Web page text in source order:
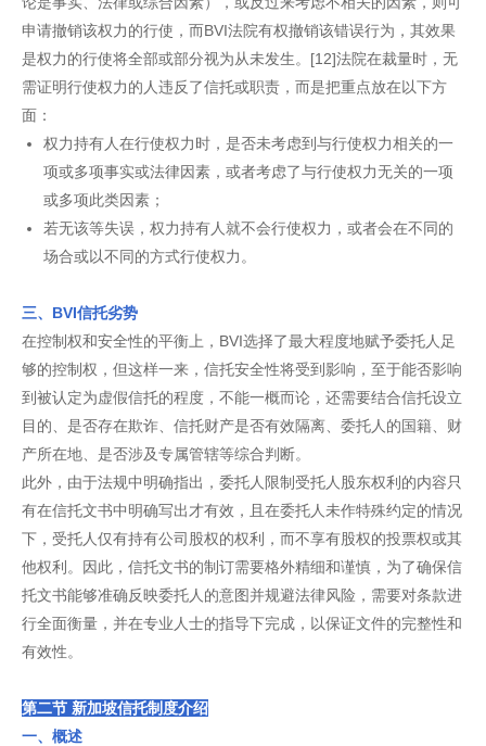
申请撤销该权力的行使，而BVI法院有权撤销该错误行为，其效果
是权力的行使将全部或部分视为从未发生。[12]法院在裁量时，无
需证明行使权力的人违反了信托或职责，而是把重点放在以下方
面：
权力持有人在行使权力时，是否未考虑到与行使权力相关的一
项或多项事实或法律因素，或者考虑了与行使权力无关的一项
或多项此类因素；
若无该等失误，权力持有人就不会行使权力，或者会在不同的
场合或以不同的方式行使权力。
三、BVI信托劣势
在控制权和安全性的平衡上，BVI选择了最大程度地赋予委托人足
够的控制权，但这样一来，信托安全性将受到影响，至于能否影响
到被认定为虚假信托的程度，不能一概而论，还需要结合信托设立
目的、是否存在欺诈、信托财产是否有效隔离、委托人的国籍、财
产所在地、是否涉及专属管辖等综合判断。
此外，由于法规中明确指出，委托人限制受托人股东权利的内容只
有在信托文书中明确写出才有效，且在委托人未作特殊约定的情况
下，受托人仅有持有公司股权的权利，而不享有股权的投票权或其
他权利。因此，信托文书的制订需要格外精细和谨慎，为了确保信
托文书能够准确反映委托人的意图并规避法律风险，需要对条款进
行全面衡量，并在专业人士的指导下完成，以保证文件的完整性和
有效性。
第二节 新加坡信托制度介绍
一、概述